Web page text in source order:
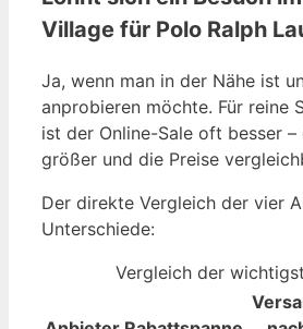
Village für Polo Ralph
Ja, wenn man in der Nähe ist
anprobieren möchte. Für reine
ist der Online-Sale oft besser
größer und die Preise
Der direkte Vergleich der vier
Unterschiede:
Vergleich der